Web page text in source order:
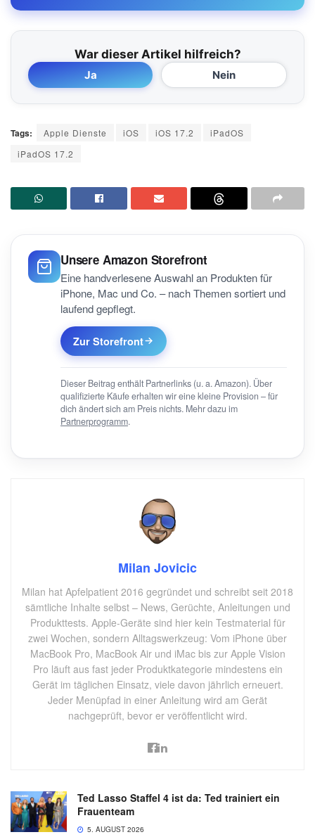
War dieser Artikel hilfreich?
Ja Nein
Tags: Apple Dienste iOS iOS 17.2
iPadOS
iPadOS 17.2
Unsere Amazon Storefront
Eine handverlesene Auswahl an Produkten für
iPhone, Mac und Co. – nach Themen sortiert und
laufend gepflegt.
Zur Storefront
Dieser Beitrag enthält Partnerlinks (u. a. Amazon). Über
qualifizierte Käufe erhalten wir eine kleine Provision – für
dich ändert sich am Preis nichts. Mehr dazu im
Partnerprogramm.
Milan Jovicic
Milan hat Apfelpatient 2016 gegründet und schreibt seit 2018
sämtliche Inhalte selbst – News, Gerüchte, Anleitungen und
Produkttests. Apple-Geräte sind hier kein Testmaterial für
zwei Wochen, sondern Alltagswerkzeug: Vom iPhone über
MacBook Pro, MacBook Air und iMac bis zur Apple Vision
Pro läuft aus fast jeder Produktkategorie mindestens ein
Gerät im täglichen Einsatz, viele davon jährlich erneuert.
Jeder Menüpfad in einer Anleitung wird am Gerät
nachgeprüft, bevor er veröffentlicht wird.
Ted Lasso Staffel 4 ist da: Ted trainiert ein
Frauenteam
5. AUGUST 2026